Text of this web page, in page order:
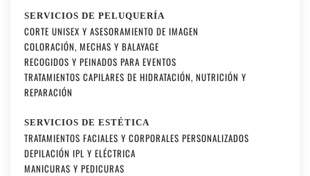
SERVICIOS DE PELUQUERÍA
CORTE UNISEX Y ASESORAMIENTO DE IMAGEN
COLORACIÓN, MECHAS Y BALAYAGE
RECOGIDOS Y PEINADOS PARA EVENTOS
TRATAMIENTOS CAPILARES DE HIDRATACIÓN, NUTRICIÓN Y
REPARACIÓN
SERVICIOS DE ESTÉTICA
TRATAMIENTOS FACIALES Y CORPORALES PERSONALIZADOS
DEPILACIÓN IPL Y ELÉCTRICA
MANICURAS Y PEDICURAS